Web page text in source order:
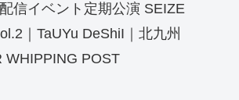
信イベント定期公演 SEIZE
｜TaUYu DeShiI｜北九州
WHIPPING POST